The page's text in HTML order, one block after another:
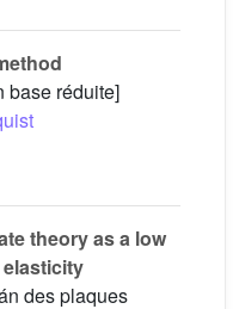
base réduite]
theory as a low
des plaques